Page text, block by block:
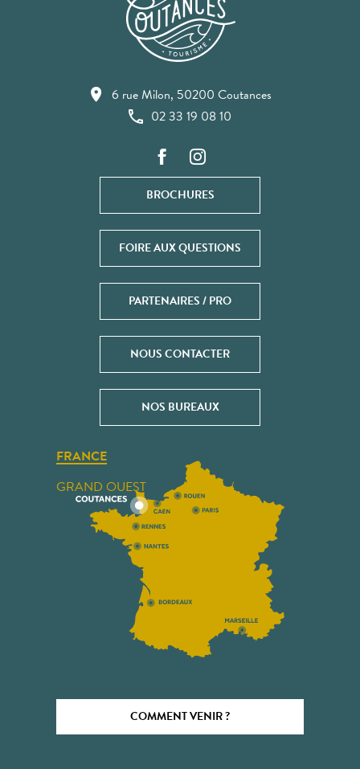
6 rue Milon, 50200 Coutances
02 33 19 08 10
BROCHURES
FOIRE AUX QUESTIONS
PARTENAIRES / PRO
NOUS CONTACTER
NOS BUREAUX
FRANCE
GRAND OUEST
COMMENT VENIR ?